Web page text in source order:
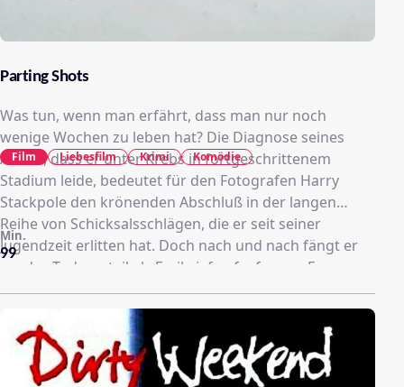
Parting Shots
Was tun, wenn man erfährt, dass man nur noch
wenige Wochen zu leben hat? Die Diagnose seines
Arztes, dass er unter Krebs in fortgeschrittenem
Stadium leide, bedeutet für den Fotografen Harry
Stackpole den krönenden Abschluß in der langen
Reihe von Schicksalsschlägen, die er seit seiner
Jugendzeit erlitten hat. Doch nach und nach fängt er
an, das Todesurteil als Freibrief aufzufassen. Er
beginnt, sein Leben jenseits von Vernunft und
Konventionen zu genießen. Das bedeutet unter
anderem, dass er die ihm verbleibende Zeit nutzt, all
jene Menschen ins Jenseits zu befördern, die ihm
bisher das Leben zur Hölle gemacht haben.
99
Min.
Film Liebesfilm Krimi Komödie